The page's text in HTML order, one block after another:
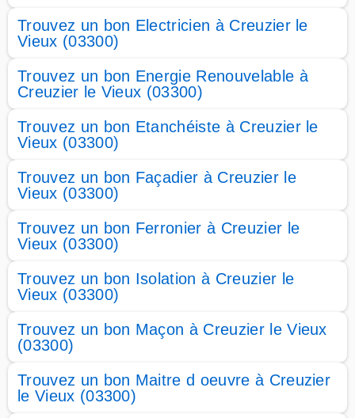
Trouvez un bon Electricien à Creuzier le
Vieux (03300)
Trouvez un bon Energie Renouvelable à
Creuzier le Vieux (03300)
Trouvez un bon Etanchéiste à Creuzier le
Vieux (03300)
Trouvez un bon Façadier à Creuzier le
Vieux (03300)
Trouvez un bon Ferronier à Creuzier le
Vieux (03300)
Trouvez un bon Isolation à Creuzier le
Vieux (03300)
Trouvez un bon Maçon à Creuzier le Vieux
(03300)
Trouvez un bon Maitre d oeuvre à Creuzier
le Vieux (03300)